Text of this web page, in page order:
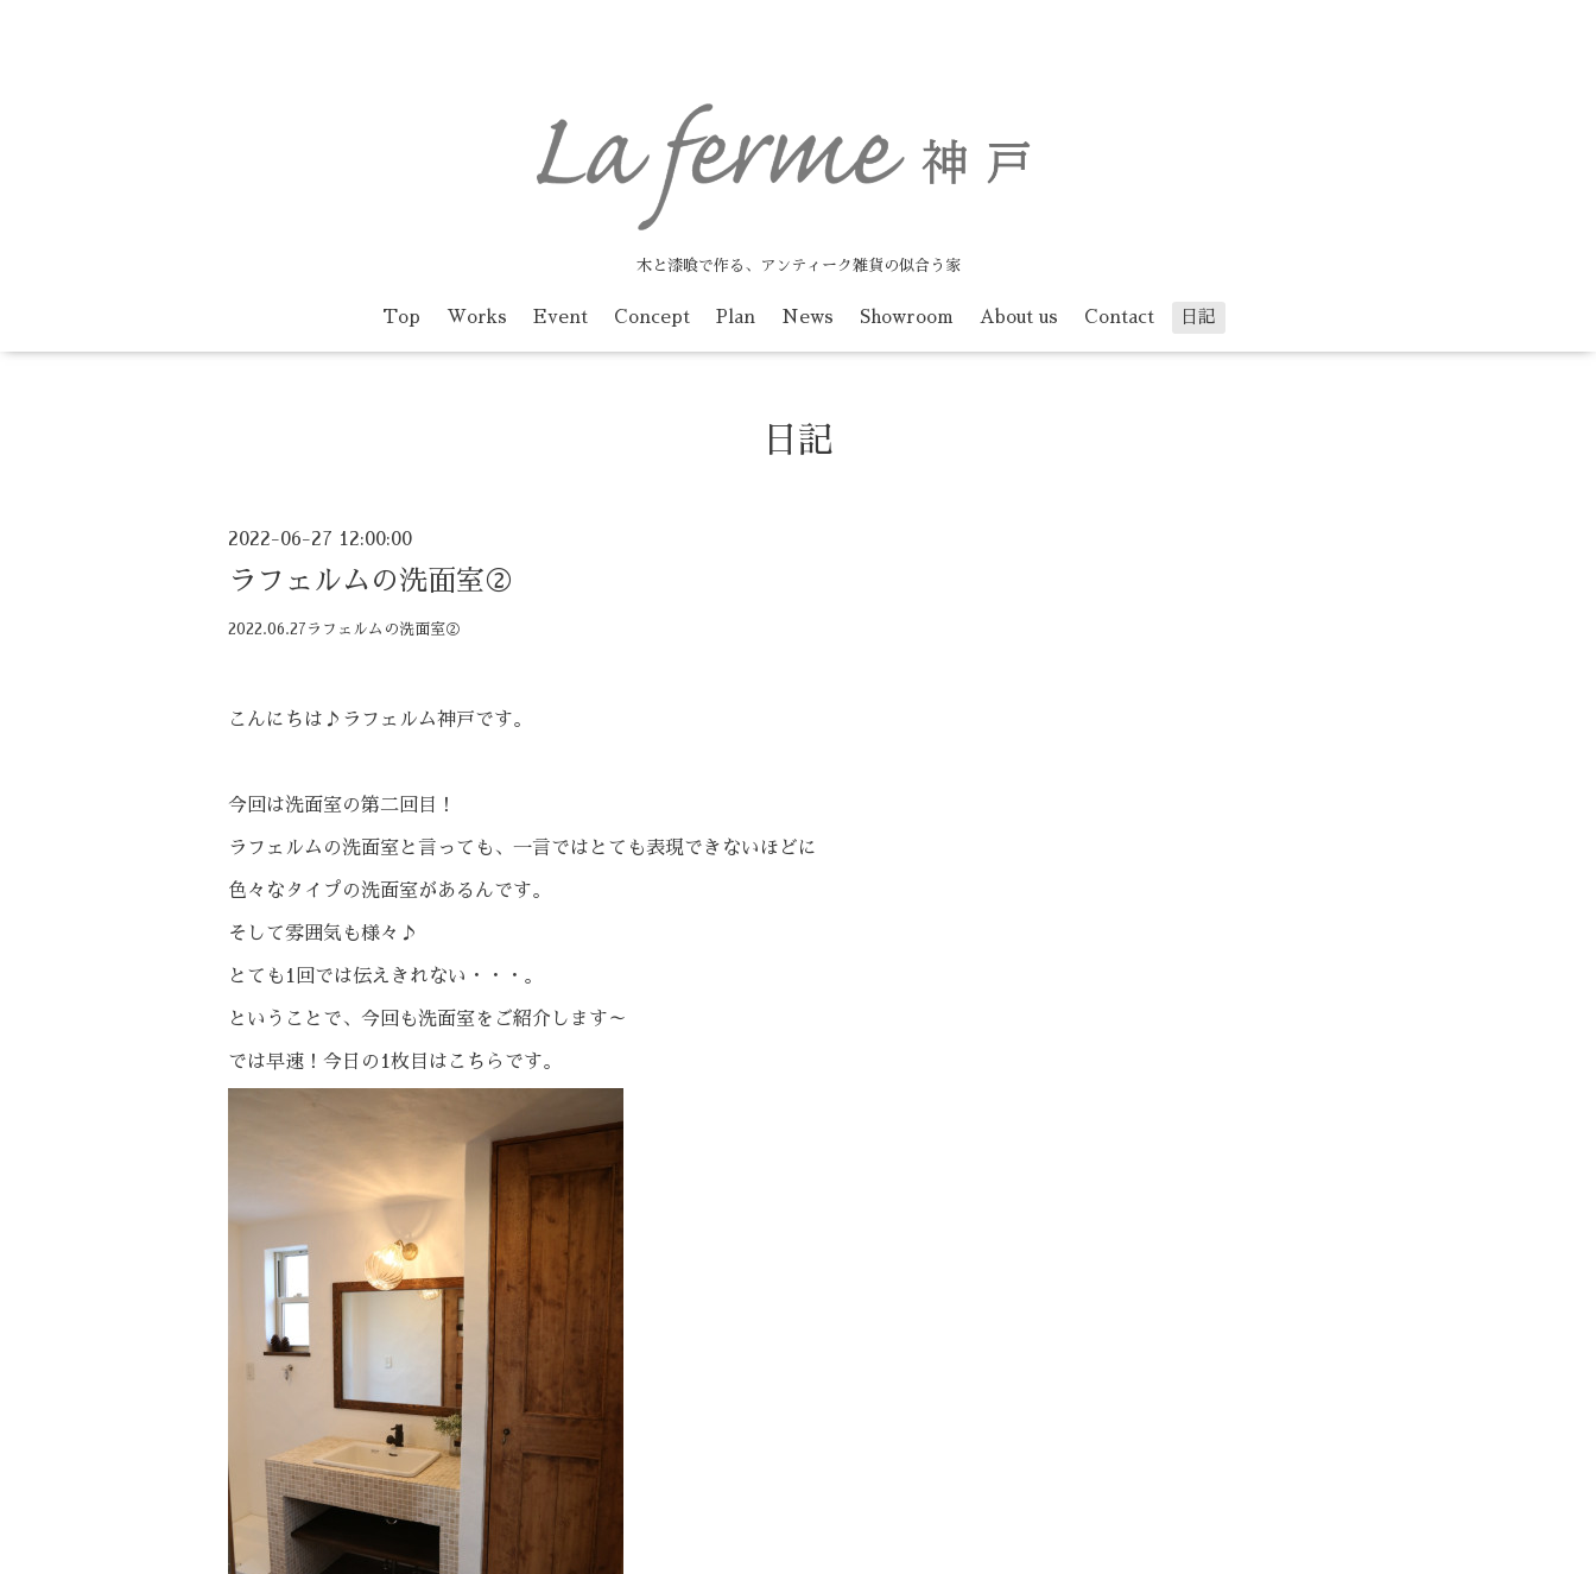
木と漆喰で作る、アンティーク雑貨の似合う家
Top Works Event Concept Plan News Showroom About us Contact 日記
日記
2022-06-27 12:00:00
ラフェルムの洗面室②
2022.06.27ラフェルムの洗面室②
こんにちは♪ラフェルム神戸です。
今回は洗面室の第二回目！
ラフェルムの洗面室と言っても、一言ではとても表現できないほどに
色々なタイプの洗面室があるんです。
そして雰囲気も様々♪
とても1回では伝えきれない・・・。
ということで、今回も洗面室をご紹介します～
では早速！今日の1枚目はこちらです。